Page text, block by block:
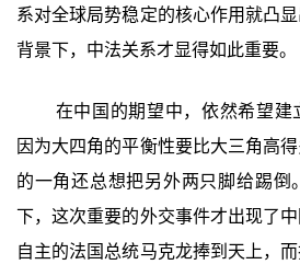
系对全球局势稳定的核心作用就凸
背景下，中法关系才显得如此重要。
在中国的期望中，依然希望建
因为大四角的平衡性要比大三角高
的一角还总想把另外两只脚给踢倒
下，这次重要的外交事件才出现了
自主的法国总统马克龙捧到天上，